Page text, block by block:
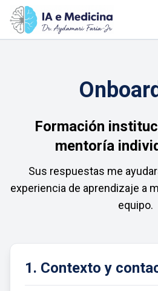
Formación
mentoría
Sus respuestas me
experiencia de aprendizaje a
equipo.
1. Contexto y